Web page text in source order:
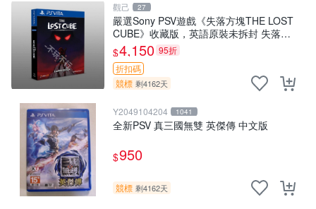
觀己 27
嚴選Sony PSV遊戲《失落方塊THE LOST
CUBE》收藏版，英語原裝未拆封 失落方
塊 THE LOST CUBE PSV 精華版 新作 權
杖
$4,150 95折
折扣碼
競標 剩4162天
Y2049104204 1041
全新PSV 真三國無雙 英傑傳 中文版
$950
競標 剩4162天